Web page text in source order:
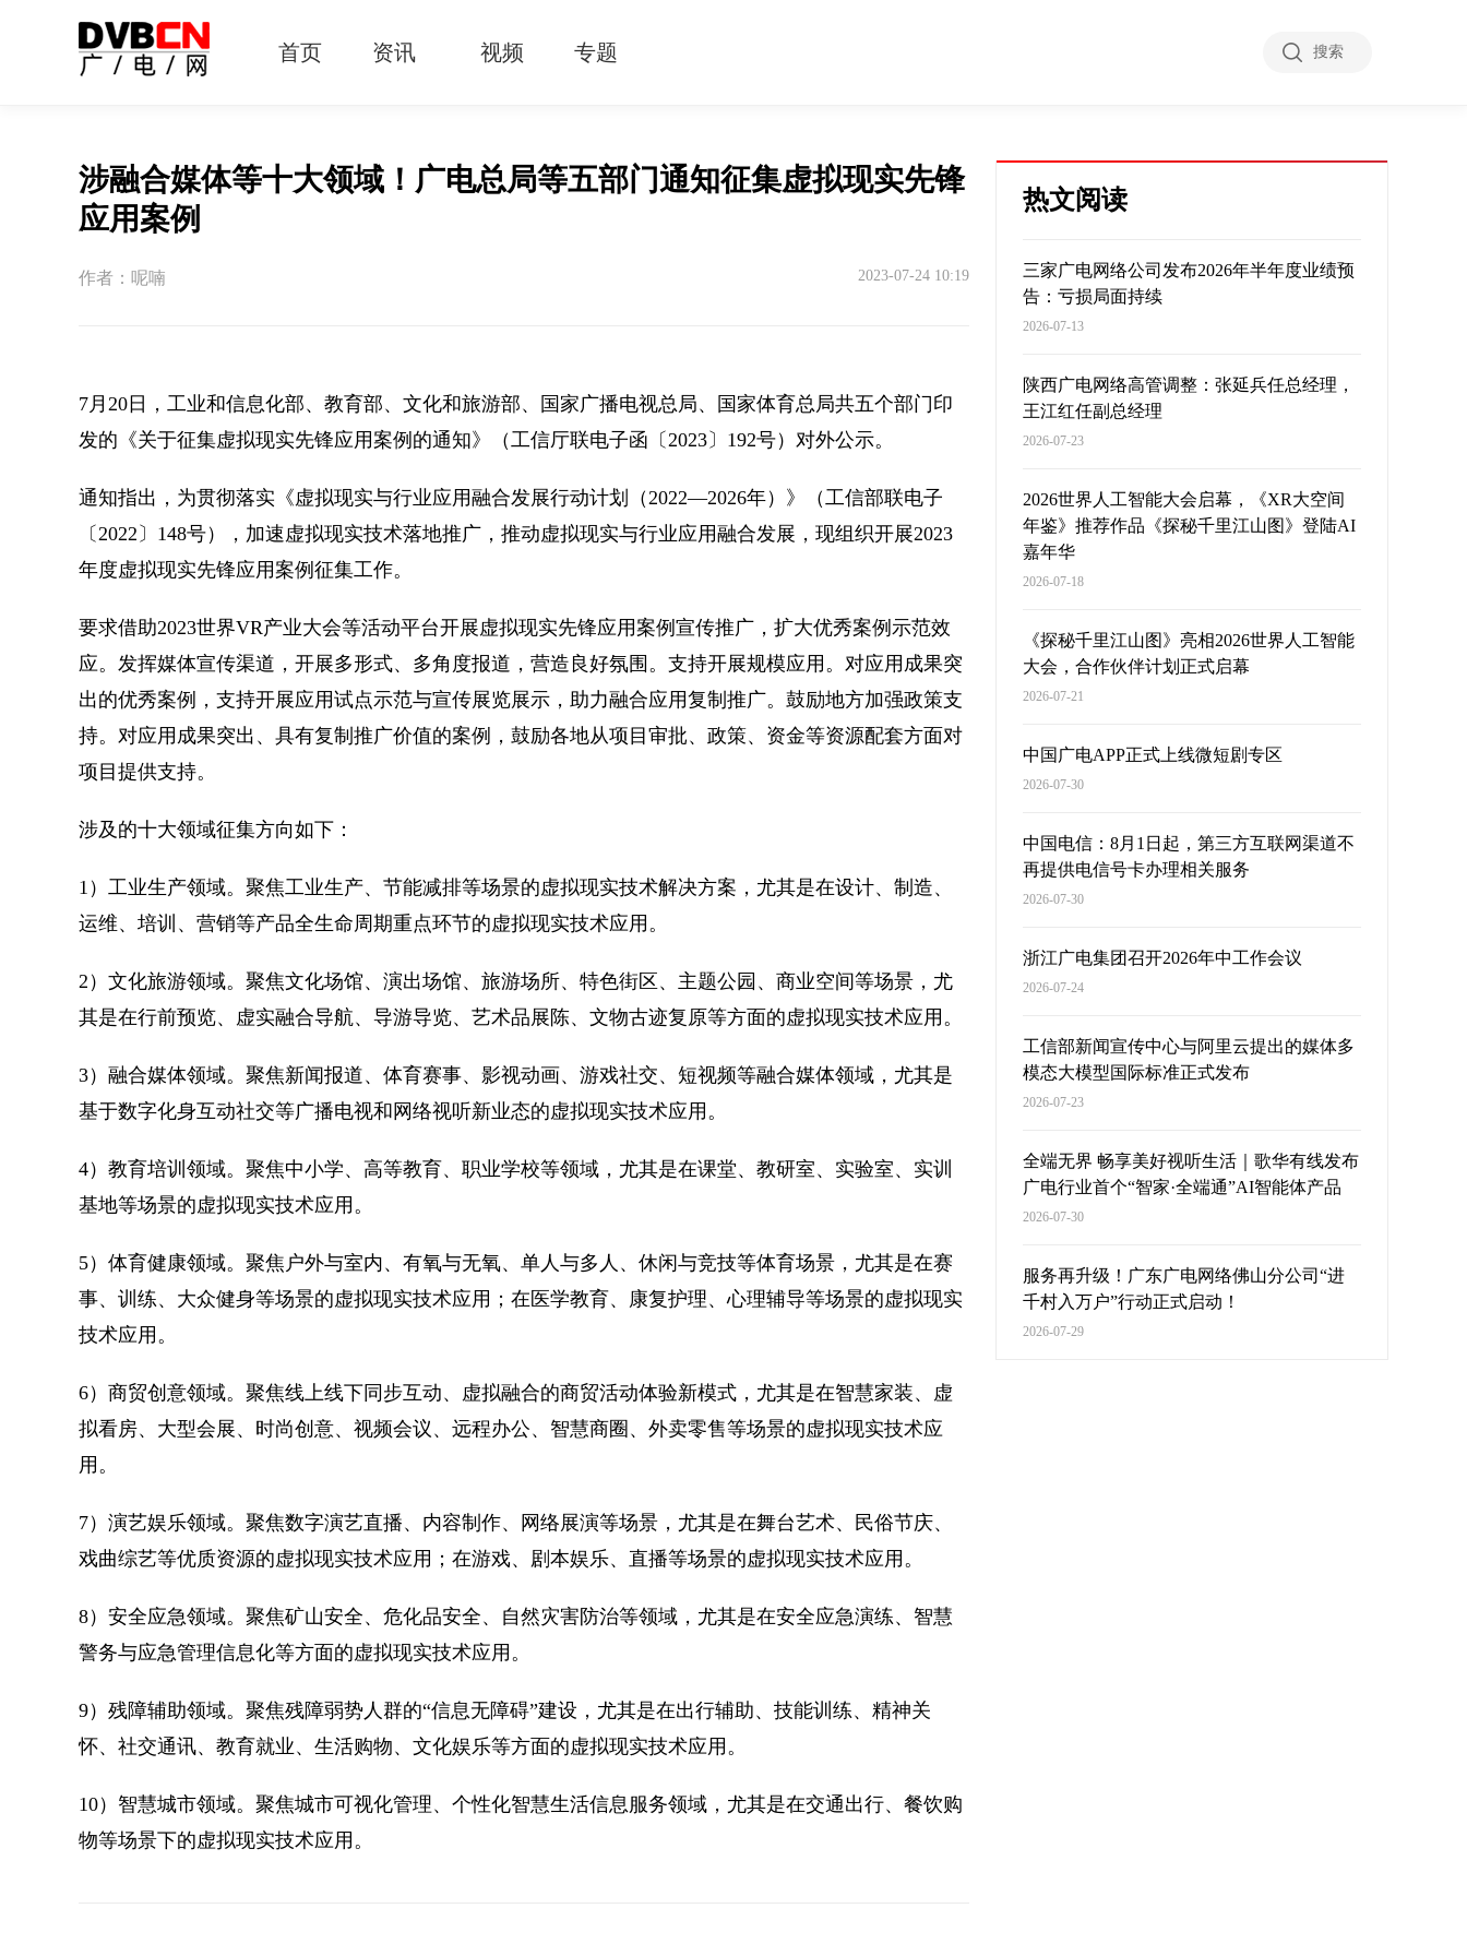
首页 资讯 视频 专题 搜索
涉融合媒体等十大领域！广电总局等五部门通知征集虚拟现实先锋
应用案例
作者：呢喃 2023-07-24 10:19
7月20日，工业和信息化部、教育部、文化和旅游部、国家广播电视总局、国家体育总局共五个部门印
发的《关于征集虚拟现实先锋应用案例的通知》（工信厅联电子函〔2023〕192号）对外公示。
通知指出，为贯彻落实《虚拟现实与行业应用融合发展行动计划（2022—2026年）》（工信部联电子
〔2022〕148号），加速虚拟现实技术落地推广，推动虚拟现实与行业应用融合发展，现组织开展2023
年度虚拟现实先锋应用案例征集工作。
要求借助2023世界VR产业大会等活动平台开展虚拟现实先锋应用案例宣传推广，扩大优秀案例示范效
应。发挥媒体宣传渠道，开展多形式、多角度报道，营造良好氛围。支持开展规模应用。对应用成果突
出的优秀案例，支持开展应用试点示范与宣传展览展示，助力融合应用复制推广。鼓励地方加强政策支
持。对应用成果突出、具有复制推广价值的案例，鼓励各地从项目审批、政策、资金等资源配套方面对
项目提供支持。
涉及的十大领域征集方向如下：
1）工业生产领域。聚焦工业生产、节能减排等场景的虚拟现实技术解决方案，尤其是在设计、制造、
运维、培训、营销等产品全生命周期重点环节的虚拟现实技术应用。
2）文化旅游领域。聚焦文化场馆、演出场馆、旅游场所、特色街区、主题公园、商业空间等场景，尤
其是在行前预览、虚实融合导航、导游导览、艺术品展陈、文物古迹复原等方面的虚拟现实技术应用。
3）融合媒体领域。聚焦新闻报道、体育赛事、影视动画、游戏社交、短视频等融合媒体领域，尤其是
基于数字化身互动社交等广播电视和网络视听新业态的虚拟现实技术应用。
4）教育培训领域。聚焦中小学、高等教育、职业学校等领域，尤其是在课堂、教研室、实验室、实训
基地等场景的虚拟现实技术应用。
5）体育健康领域。聚焦户外与室内、有氧与无氧、单人与多人、休闲与竞技等体育场景，尤其是在赛
事、训练、大众健身等场景的虚拟现实技术应用；在医学教育、康复护理、心理辅导等场景的虚拟现实
技术应用。
6）商贸创意领域。聚焦线上线下同步互动、虚拟融合的商贸活动体验新模式，尤其是在智慧家装、虚
拟看房、大型会展、时尚创意、视频会议、远程办公、智慧商圈、外卖零售等场景的虚拟现实技术应
用。
7）演艺娱乐领域。聚焦数字演艺直播、内容制作、网络展演等场景，尤其是在舞台艺术、民俗节庆、
戏曲综艺等优质资源的虚拟现实技术应用；在游戏、剧本娱乐、直播等场景的虚拟现实技术应用。
8）安全应急领域。聚焦矿山安全、危化品安全、自然灾害防治等领域，尤其是在安全应急演练、智慧
警务与应急管理信息化等方面的虚拟现实技术应用。
9）残障辅助领域。聚焦残障弱势人群的“信息无障碍”建设，尤其是在出行辅助、技能训练、精神关
怀、社交通讯、教育就业、生活购物、文化娱乐等方面的虚拟现实技术应用。
10）智慧城市领域。聚焦城市可视化管理、个性化智慧生活信息服务领域，尤其是在交通出行、餐饮购
物等场景下的虚拟现实技术应用。
热文阅读
三家广电网络公司发布2026年半年度业绩预
告：亏损局面持续
2026-07-13
陕西广电网络高管调整：张延兵任总经理，
王江红任副总经理
2026-07-23
2026世界人工智能大会启幕，《XR大空间
年鉴》推荐作品《探秘千里江山图》登陆AI
嘉年华
2026-07-18
《探秘千里江山图》亮相2026世界人工智能
大会，合作伙伴计划正式启幕
2026-07-21
中国广电APP正式上线微短剧专区
2026-07-30
中国电信：8月1日起，第三方互联网渠道不
再提供电信号卡办理相关服务
2026-07-30
浙江广电集团召开2026年中工作会议
2026-07-24
工信部新闻宣传中心与阿里云提出的媒体多
模态大模型国际标准正式发布
2026-07-23
全端无界 畅享美好视听生活｜歌华有线发布
广电行业首个“智家·全端通”AI智能体产品
2026-07-30
服务再升级！广东广电网络佛山分公司“进
千村入万户”行动正式启动！
2026-07-29